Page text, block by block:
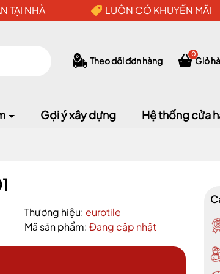
TẠI NHÀ LUÔN CÓ KHUYẾN MÃI
Theo dõi đơn hàng Giỏ
0
Gợi ý xây dựng Hệ thống cửa
Thương hiệu: eurotile
Mã sản phẩm: Đang cập nhật